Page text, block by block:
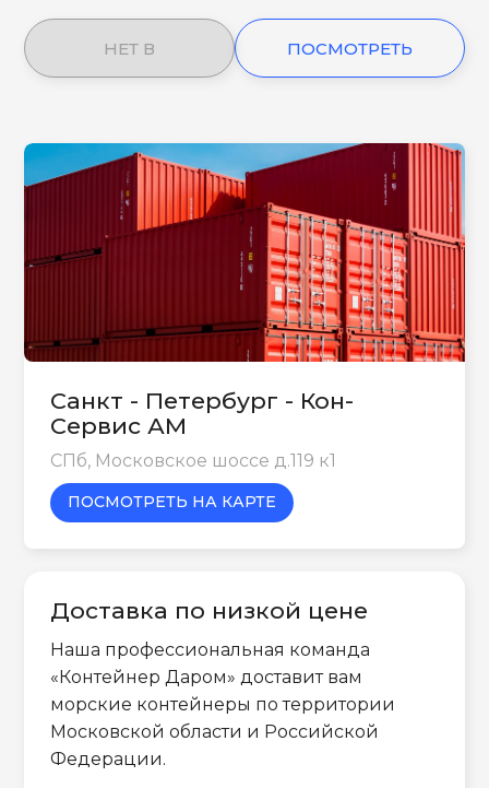
НЕТ В ПОСМОТРЕТЬ
Санкт - Петербург - Кон-
Сервис АМ
СПб, Московское шоссе д.119 к1
ПОСМОТРЕТЬ НА КАРТЕ
Доставка по низкой цене
Наша профессиональная команда
«Контейнер Даром» доставит вам
морские контейнеры по территории
Московской области и Российской
Федерации.